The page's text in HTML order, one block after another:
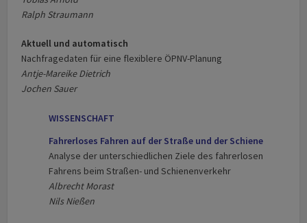
Ralph Straumann
Aktuell und automatisch
Nachfragedaten für eine flexiblere ÖPNV-Planung
Antje-Mareike Dietrich
Jochen Sauer
WISSENSCHAFT
Fahrerloses Fahren auf der Straße und der Schiene
Analyse der unterschiedlichen Ziele des fahrerlosen
Fahrens beim Straßen- und Schienenverkehr
Albrecht Morast
Nils Nießen